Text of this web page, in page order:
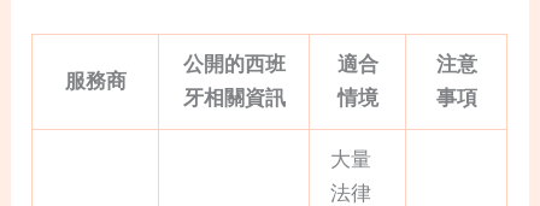
服務商
公開的西班
牙相關資訊
適合
情境
注意
事項
大量
法律